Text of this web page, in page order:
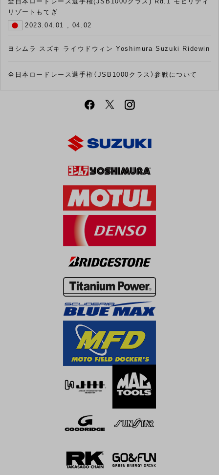
リゾートもてぎ
2023.04.01 , 04.02
ヨシムラ スズキ ライウドウィン Yoshimura Suzuki Ridewin
全日本ロードレース選手権（JSB1000クラス）参戦について